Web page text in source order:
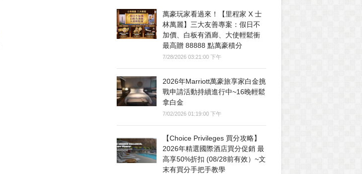
萬豪玩家看過來！【里程家 X 士
林萬麗】三大友善專案：假日不
加價、白板有酒廊、大使輕鬆衝
最高贈 88888 點萬豪積分
7/28/2026 03:21:00 下午
2026年Marriott萬豪旅享家白金挑
戰申請活動持續進行中~16晚輕鬆
拿白金
7/02/2026 01:19:00 下午
【Choice Privileges 買分攻略】
2026年精選國際酒店買分促銷 最
高享50%折扣 (08/28前有效）~文
末有買分手把手教學